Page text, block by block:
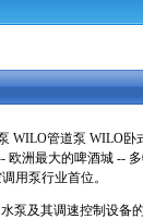
WILO管道泵 WILO
欧洲最大的啤酒城 --
用泵行业首位。
及其调速控制设备